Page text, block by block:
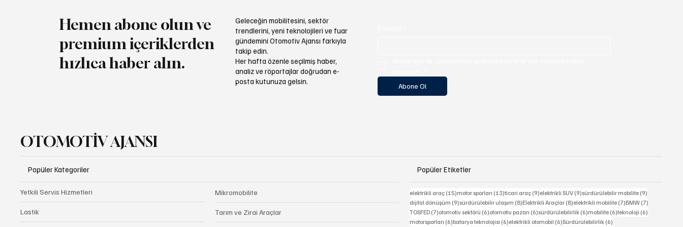
Hemen abone olun ve
premium içeriklerden
hızlıca haber alın.
Geleceğin mobilitesini, sektör
trendlerini, yeni teknolojileri ve fuar
gündemini Otomotiv Ajansı farkıyla
takip edin.
Her hafta özenle seçilmiş haber,
analiz ve röportajlar doğrudan e-
posta kutunuza gelsin.
Abone Ol
OTOMOTİV AJANSI
Popüler Kategoriler
Yetkili Servis Hizmetleri
Lastik
Mikromobilite
Tarım ve Zirai Araçlar
Popüler Etiketler
elektrikli araç (15)15 yazı
motor sporları (13)13 yazı
ticari araç (9)9 yazı
elektrikli SUV (9)9 yazı
sürdürülebilir mobilite (9)9 yazı
dijital dönüşüm (9)9 yazı
sürdürülebilir ulaşım (8)8 yazı
Elektrikli Araçlar (8)8 yazı
elektrikli mobilite (7)7 yazı
BMW (7)7 yazı
TOSFED (7)7 yazı
otomotiv sektörü (6)6 yazı
otomotiv pazarı (6)6 yazı
sürdürülebilirlik (6)6 yazı
mobilite (6)6 yazı
teknoloji (6)6 yazı
motorsporları (6)6 yazı
batarya teknolojisi (6)6 yazı
elektrikli otomobil (6)6 yazı
Sürdürülebilirlik (6)6 yazı